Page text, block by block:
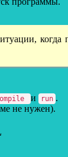
и run .
не нужен).